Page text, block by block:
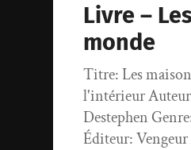
Livre –
monde
Titre: Les
l'intérieur
Destephen
Éditeur: